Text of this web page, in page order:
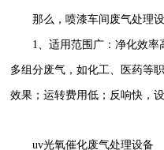
那么，喷漆车间废气处理
1、适用范围广：净化效
多组分废气，如化工、医药等
效果；运转费用低；反响快，
uv光氧催化废气处理设备